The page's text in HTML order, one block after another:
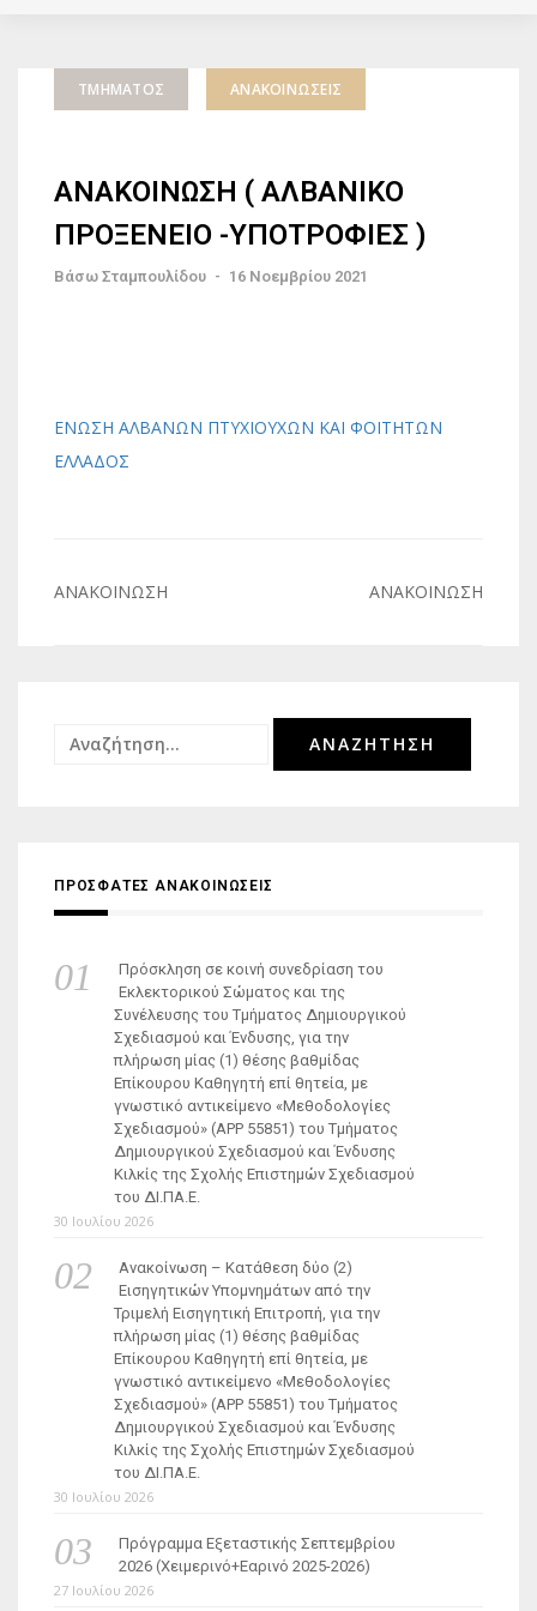
ΤΜΉΜΑΤΟΣ ΑΝΑΚΟΙΝΏΣΕΙΣ
ΑΝΑΚΟΙΝΩΣΗ ( ΑΛΒΑΝΙΚΟ
ΠΡΟΞΕΝΕΙΟ -ΥΠΟΤΡΟΦΙΕΣ )
Βάσω Σταμπουλίδου - 16 Νοεμβρίου 2021
ΕΝΩΣΗ ΑΛΒΑΝΩΝ ΠΤΥΧΙΟΥΧΩΝ ΚΑΙ ΦΟΙΤΗΤΩΝ
ΕΛΛΑΔΟΣ
Πλοήγηση
ΑΝΑΚΟΙΝΩΣΗ ΑΝΑΚΟΙΝΩΣΗ
Αναζήτηση
ΠΡΟΣΦΑΤΕΣ ΑΝΑΚΟΙΝΩΣΕΙΣ
Πρόσκληση σε κοινή συνεδρίαση του
Εκλεκτορικού Σώματος και της
Συνέλευσης του Τμήματος Δημιουργικού
Σχεδιασμού και Ένδυσης, για την
πλήρωση μίας (1) θέσης βαθμίδας
Επίκουρου Καθηγητή επί θητεία, με
γνωστικό αντικείμενο «Μεθοδολογίες
Σχεδιασμού» (ΑΡΡ 55851) του Τμήματος
Δημιουργικού Σχεδιασμού και Ένδυσης
Κιλκίς της Σχολής Επιστημών Σχεδιασμού
του ΔΙ.ΠΑ.Ε.
30 Ιουλίου 2026
Ανακοίνωση – Κατάθεση δύο (2)
Εισηγητικών Υπομνημάτων από την
Τριμελή Εισηγητική Επιτροπή, για την
πλήρωση μίας (1) θέσης βαθμίδας
Επίκουρου Καθηγητή επί θητεία, με
γνωστικό αντικείμενο «Μεθοδολογίες
Σχεδιασμού» (ΑΡΡ 55851) του Τμήματος
Δημιουργικού Σχεδιασμού και Ένδυσης
Κιλκίς της Σχολής Επιστημών Σχεδιασμού
του ΔΙ.ΠΑ.Ε.
30 Ιουλίου 2026
Πρόγραμμα Εξεταστικής Σεπτεμβρίου
2026 (Χειμερινό+Εαρινό 2025-2026)
27 Ιουλίου 2026